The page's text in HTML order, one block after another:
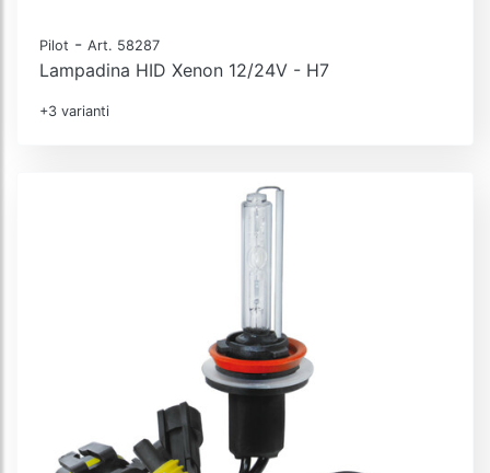
Pilot - Art. 58287
Lampadina HID Xenon 12/24V - H7
+3 varianti